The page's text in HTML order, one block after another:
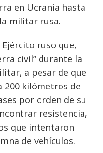
en Ucrania hasta
militar rusa.
ruso que,
civil” durante la
a pesar de que
200 kilómetros de
por orden de su
resistencia,
que intentaron
de vehículos.